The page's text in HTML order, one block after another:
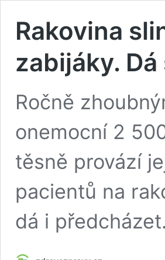
Rakovina
zabijáky.
Ročně
onemocní 2
těsně provází
pacientů na
dá i předcházet.